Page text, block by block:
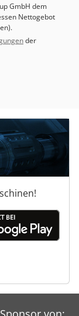
GmbH dem
Nettogebot
der